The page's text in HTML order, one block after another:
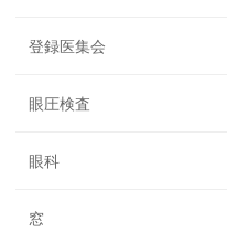
登録医集会
眼圧検査
眼科
窓